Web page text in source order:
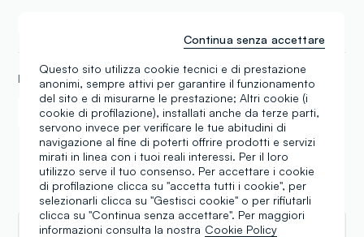
METODI DI PAGAMENTO
Samsung Pay Apple Pay
Recensioni
Questo sito utilizza cookie tecnici e di prestazione
anonimi, sempre attivi per garantire il funzionamento
del sito e di misurarne le prestazione; Altri cookie (i
cookie di profilazione), installati anche da terze parti,
servono invece per verificare le tue abitudini di
navigazione al fine di poterti offrire prodotti e servizi
mirati in linea con i tuoi reali interessi. Per il loro
utilizzo serve il tuo consenso. Per accettare i cookie
di profilazione clicca su "accetta tutti i cookie", per
selezionarli clicca su "Gestisci cookie" o per rifiutarli
clicca su "Continua senza accettare". Per maggiori
informazioni consulta la nostra Cookie Policy
Continua senza accettare